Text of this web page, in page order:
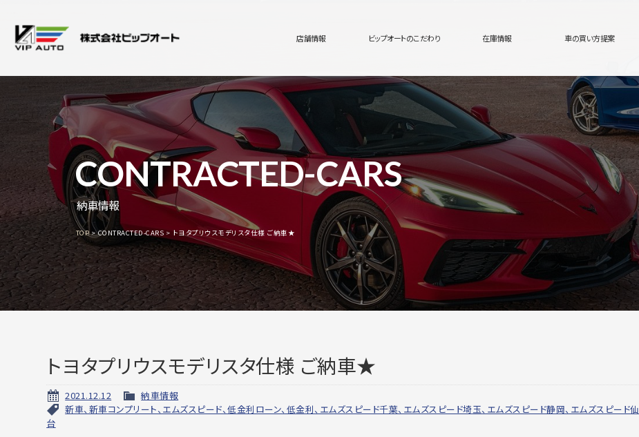
店舗情報 ビップオートのこだわり 在庫情報 車の買い方提案
CONTRACTED-CARS
納車情報
TOP CONTRACTED-CARS トヨタプリウスモデリスタ仕様 ご納車★
トヨタプリウスモデリスタ仕様 ご納車★
2021.12.12
納車情報
新車、新車コンプリート、エムズスピード、低金利ローン、低金利、エムズスピード千葉、エムズスピード埼玉、エムズスピード静岡、エムズスピード仙
台